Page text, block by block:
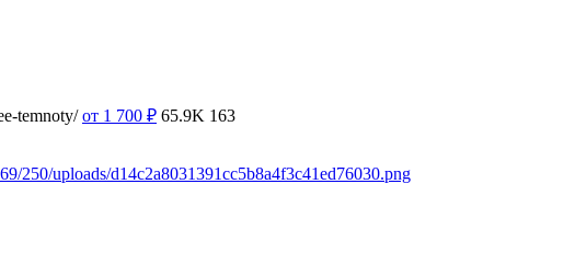
temnoty/ от 1 700 ₽ 65.9K 163
250/uploads/d14c2a8031391cc5b8a4f3c41ed76030.png